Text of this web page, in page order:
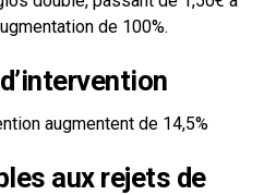
de 100%.
augmentent de 14,5%
aux rejets de